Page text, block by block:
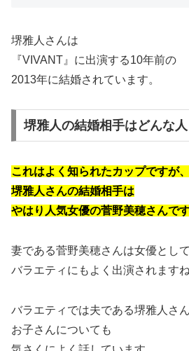
堺雅人さんは
『VIVANT』に出演する10年前の
2013年に結婚されています。
堺雅人の結婚相手はどんな人
これはよく知られたカップですが、
堺雅人さんの結婚相手は
やはり人気女優の菅野美穂さんです
妻である菅野美穂さんは女優として
バラエティにもよく出演されますね
バラエティでは夫である堺雅人さ
お子さんについても